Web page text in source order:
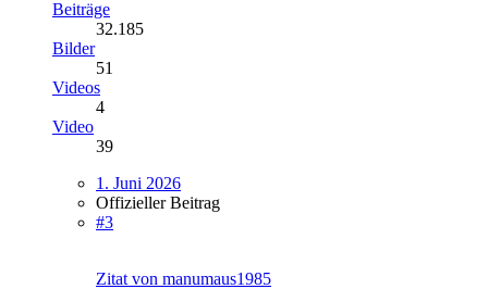
Beiträge
32.185
Bilder
51
Videos
4
Video
39
1. Juni 2026
Offizieller Beitrag
#3
Zitat von manumaus1985